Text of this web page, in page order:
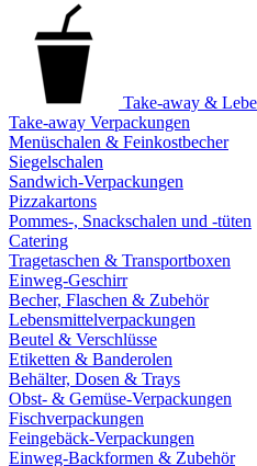
Take-away &
Take-away Verpackungen
Menüschalen & Feinkostbecher
Siegelschalen
Sandwich-Verpackungen
Pizzakartons
Pommes-, Snackschalen und -tüten
Catering
Tragetaschen & Transportboxen
Einweg-Geschirr
Becher, Flaschen & Zubehör
Lebensmittelverpackungen
Beutel & Verschlüsse
Etiketten & Banderolen
Behälter, Dosen & Trays
Obst- & Gemüse-Verpackungen
Fischverpackungen
Feingebäck-Verpackungen
Einweg-Backformen & Zubehör